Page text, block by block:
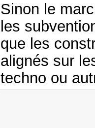
Sinon le
les
que les
alignés sur
techno ou